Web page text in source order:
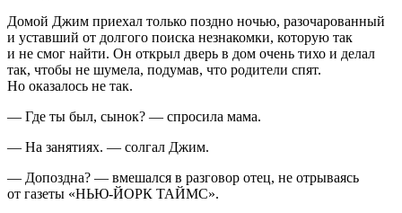
Домой Джим приехал только поздно ночью, разочарованный
и уставший от долгого поиска незнакомки, которую так
и не смог найти. Он открыл дверь в дом очень тихо и делал
так, чтобы не шумела, подумав, что родители спят.
Но оказалось не так.
— Где ты был, сынок? — спросила мама.
— На занятиях. — солгал Джим.
— Допоздна? — вмешался в разговор отец, не отрываясь
от газеты «НЬЮ-ЙОРК ТАЙМС».